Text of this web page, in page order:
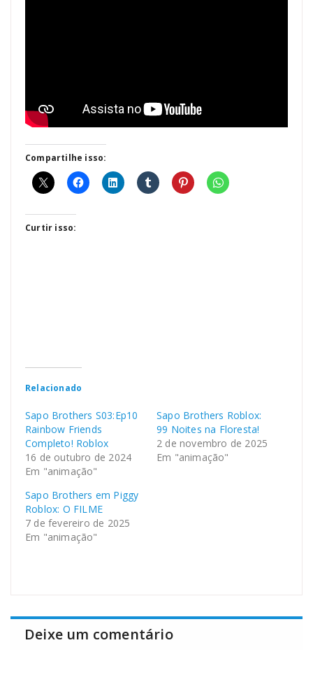
Compartilhe isso:
Curtir isso:
Relacionado
Sapo Brothers S03:Ep10
Rainbow Friends
Completo! Roblox
16 de outubro de 2024
Em "animação"
Sapo Brothers Roblox:
99 Noites na Floresta!
2 de novembro de 2025
Em "animação"
Sapo Brothers em Piggy
Roblox: O FILME
7 de fevereiro de 2025
Em "animação"
Deixe um comentário